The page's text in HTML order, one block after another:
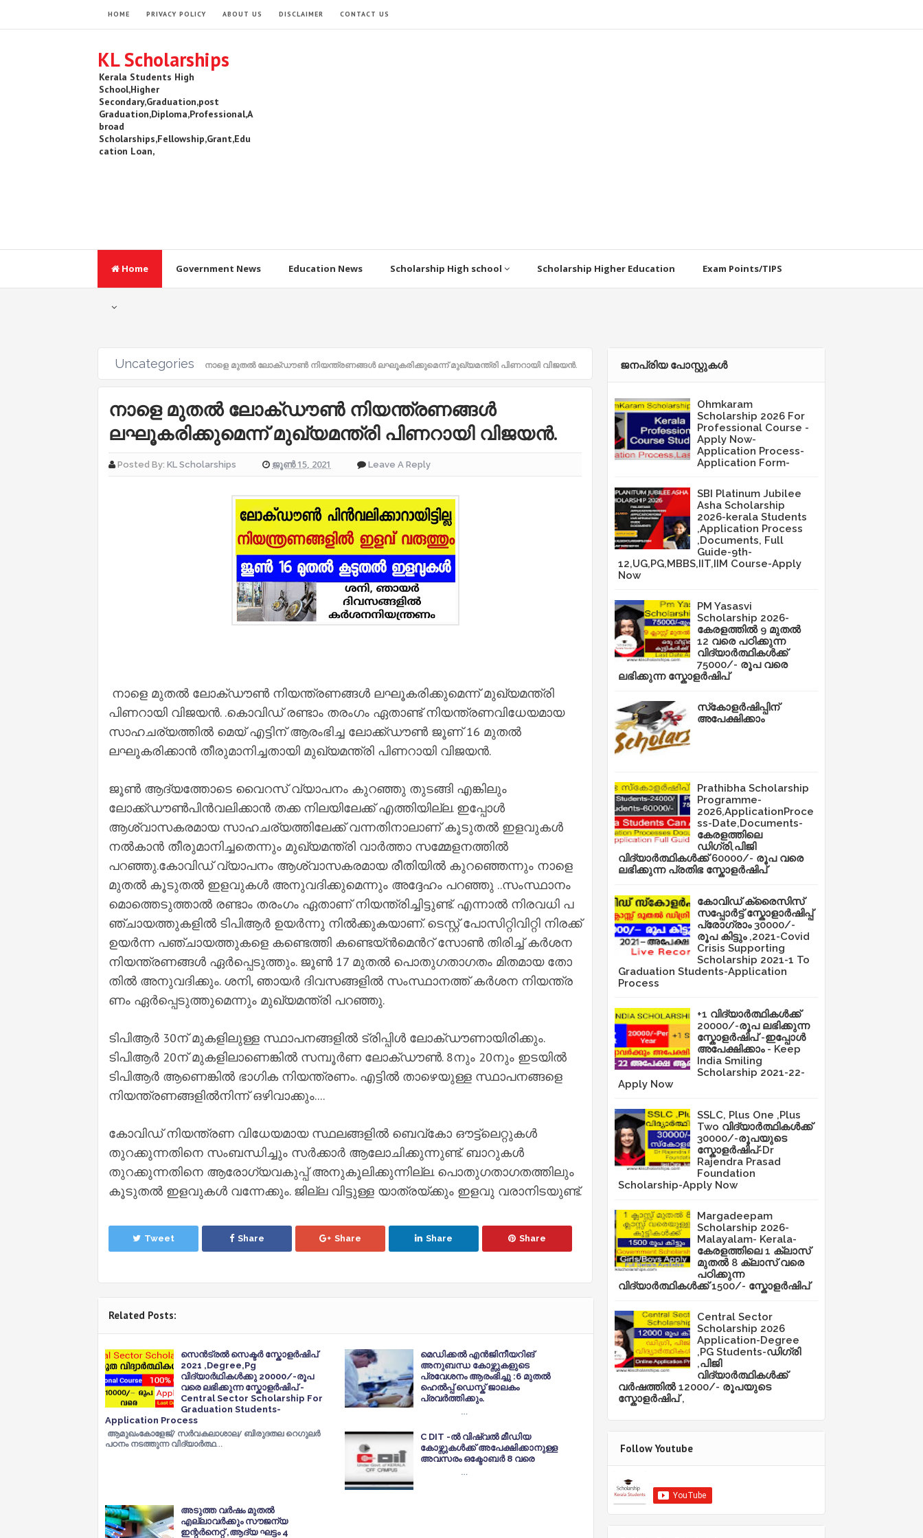
HOME PRIVACY POLICY ABOUT US DISCLAIMER CONTACT US
KL Scholarships
Kerala Students High
School,Higher
Secondary,Graduation,post
Graduation,Diploma,Professional,A
broad
Scholarships,Fellowship,Grant,Edu
cation Loan,
Home Government News Education News Scholarship High school Scholarship Higher Education Exam Points/TIPS
Uncategories നാളെ മുതൽ ലോക്ഡൗൺ നിയന്ത്രണങ്ങൾ ലഘൂകരിക്കുമെന്ന് മുഖ്യമന്ത്രി പിണറായി വിജയൻ.
നാളെ മുതൽ ലോക്ഡൗൺ നിയന്ത്രണങ്ങൾ
ലഘൂകരിക്കുമെന്ന് മുഖ്യമന്ത്രി പിണറായി വിജയൻ.
Posted By: KL Scholarships ജൂൺ 15, 2021 Leave A Reply
നാളെ മുതൽ ലോക്ഡൗൺ നിയന്ത്രണങ്ങൾ ലഘൂകരിക്കുമെന്ന് മുഖ്യമന്ത്രി
പിണറായി വിജയൻ. .കൊവിഡ് രണ്ടാം തരംഗം ഏതാണ്ട് നിയന്ത്രണവിധേയമായ
സാഹചര്യത്തില്‍ മെയ് എട്ടിന് ആരംഭിച്ച ലോക്ക്ഡൗണ്‍ ജൂണ് 16 മുതല്‍
ലഘൂകരിക്കാന്‍ തീരുമാനിച്ചതായി മുഖ്യമന്ത്രി പിണറായി വിജയന്‍.
ജൂണ്‍ ആദ്യത്തോടെ വൈറസ് വ്യാപനം കുറഞ്ഞു തുടങ്ങി എങ്കിലും
ലോക്ക്ഡൗണ്‍പിന്‍വലിക്കാന്‍ തക്ക നിലയിലേക്ക് എത്തിയില്ല. ഇപ്പോള്‍
ആശ്വാസകരമായ സാഹചര്യത്തിലേക്ക് വന്നതിനാലാണ് കൂടുതല്‍ ഇളവുകള്‍
നല്‍കാന്‍ തീരുമാനിച്ചതെന്നും മുഖ്യമന്ത്രി വാര്‍ത്താ സമ്മേളനത്തില്‍
പറഞ്ഞു.കോവിഡ് വ്യാപനം ആശ്വാസകരമായ രീതിയിൽ കുറഞ്ഞെന്നും നാളെ
മുതൽ കൂടുതൽ ഇളവുകൾ അനുവദിക്കുമെന്നും അദ്ദേഹം പറഞ്ഞു ..സം​സ്ഥാ​നം
മൊ​ത്തെ​ടു​ത്താ​ല്‍ ര​ണ്ടാം ത​രം​ഗം ഏ​താ​ണ് നി​യ​ന്ത്രി​ച്ചി​ട്ടു​ണ്ട്. എ​ന്നാ​ല്‍ നി​ര​വ​ധി പ​
ഞ്ചാ​യ​ത്തു​ക​ളി​ല്‍ ടി​പി​ആ​ര്‍ ഉ​യ​ര്‍​ന്നു നി​ല്‍​ക്കു​ക​യാ​ണ്. ടെ​സ്റ്റ് പോ​സി​റ്റി​വി​റ്റി നി​ര​ക്ക്
ഉ​യ​ര്‍​ന്ന പ​ഞ്ചാ​യ​ത്തു​ക​ളെ ക​ണ്ടെ​ത്തി ക​ണ്ടെ​യ്ന്‍​മെ​ന്‍റ് സോ​ണ്‍ തി​രി​ച്ച്‌ ക​ര്‍​ശ​ന
നി​യ​ന്ത്ര​ണ​ങ്ങ​ള്‍ ഏ​ര്‍​പ്പെ​ടു​ത്തും. ജൂ​ണ്‍ 17 മു​ത​ല്‍ പൊ​തു​ഗ​താ​ഗ​തം മി​ത​മാ​യ തോ​
തി​ല്‍ അ​നു​വ​ദി​ക്കും. ശ​നി, ഞാ​യ​ര്‍ ദി​വ​സ​ങ്ങ​ളി​ല്‍ സം​സ്ഥാ​ന​ത്ത് ക​ര്‍​ശ​ന നി​യ​ന്ത്ര​
ണം ഏ​ര്‍​പ്പെ​ടു​ത്തു​മെ​ന്നും മു​ഖ്യ​മ​ന്ത്രി പ​റ​ഞ്ഞു.
ടിപിആർ 30ന് മുകളിലുള്ള സ്ഥാപനങ്ങളിൽ ട്രിപ്പിൾ ലോക്ഡൗണായിരിക്കും.
ടിപിആർ 20ന് മുകളിലാണെങ്കിൽ സമ്പൂർണ ലോക്ഡൗൺ. 8നും 20നും ഇടയിൽ
ടിപിആർ ആണെങ്കിൽ ഭാഗിക നിയന്ത്രണം. എട്ടിൽ താഴെയുള്ള സ്ഥാപനങ്ങളെ
നിയന്ത്രണങ്ങളിൽനിന്ന് ഒഴിവാക്കും....
കോവിഡ് നിയന്ത്രണ വിധേയമായ സ്ഥലങ്ങളിൽ ബെവ്കോ ഔട്ട്‌ലെറ്റുകൾ
തുറക്കുന്നതിനെ സംബന്ധിച്ചും സർക്കാർ ആലോചിക്കുന്നുണ്ട്. ബാറുകൾ
തുറക്കുന്നതിനെ ആരോഗ്യവകുപ്പ് അനുകൂലിക്കുന്നില്ല. പൊതുഗതാഗതത്തിലും
കൂടുതൽ ഇളവുകൾ വന്നേക്കും. ജില്ല വിട്ടുള്ള യാത്രയ്ക്കും ഇളവു വരാനിടയുണ്ട്.
Tweet Share Share Share Share
Related Posts:
സെൻട്രൽ സെക്ടർ സ്കോളർഷിപ്
2021 ,Degree,Pg
വിദ്യാർഥികൾക്കു 20000/-രൂപ
വരെ ലഭിക്കുന്ന സ്കോളർഷിപ് -
Central Sector Scholarship For
Graduation Students-
Application Process
ആമുഖംകോളേജ്/ സർവകലാശാല/ ബിരുദതല റെഗുലർ
പഠനം നടത്തുന്ന വിദ്യാർത്ഥ…
മെഡിക്കൽ എൻജിനീയറിങ്
അനുബന്ധ കോഴ്സുകളുടെ
പ്രവേശനം ആരംഭിച്ചു :6 മുതൽ
ഹെൽപ്പ് ഡെസ്ക് ജാലകം
പ്രവർത്തിക്കും.
…
C DIT -ൽ വിഷ്വൽ മീഡിയ
കോഴ്സുകൾക്ക് അപേക്ഷിക്കാനുള്ള
അവസരം ഒക്ടോബർ 8 വരെ
…
അടുത്ത വർഷം മുതൽ
എല്ലാവർക്കും സൗജന്യ
ഇന്റർനെറ്റ് ,ആദ്യ ഘട്ടം 4
ജനപ്രിയ പോസ്റ്റുകള്‍‌
Ohmkaram
Scholarship 2026 For
Professional Course -
Apply Now-
Application Process-
Application Form-
SBI Platinum Jubilee
Asha Scholarship
2026-kerala Students
,Application Process
,Documents, Full
Guide-9th-
12,UG,PG,MBBS,IIT,IIM Course-Apply
Now
PM Yasasvi
Scholarship 2026-
കേരളത്തിൽ 9 മുതൽ
12 വരെ പഠിക്കുന്ന
വിദ്യാർത്ഥികൾക്ക്
75000/- രൂപ വരെ
ലഭിക്കുന്ന സ്കോളർഷിപ്
സ്‌കോളർഷിപ്പിന്
അപേക്ഷിക്കാം
Prathibha Scholarship
Programme-
2026,ApplicationProce
ss-Date,Documents-
കേരളത്തിലെ
ഡിഗ്രി,പിജി
വിദ്യാർത്ഥികൾക്ക് 60000/- രൂപ വരെ
ലഭിക്കുന്ന പ്രതിഭ സ്കോളർഷിപ്
കോവിഡ് ക്രൈസിസ്
സപ്പോർട്ട് സ്കോളാർഷിപ്പ്
പ്രോഗ്രാം 30000/-
രൂപ കിട്ടും ,2021-Covid
Crisis Supporting
Scholarship 2021-1 To
Graduation Students-Application
Process
+1 വിദ്യാർത്ഥികൾക്ക്
20000/-രൂപ ലഭിക്കുന്ന
സ്കോളർഷിപ് -ഇപ്പോൾ
അപേക്ഷിക്കാം - Keep
India Smiling
Scholarship 2021-22-
Apply Now
SSLC, Plus One ,Plus
Two വിദ്യാർത്ഥികൾക്ക്
30000/-രൂപയുടെ
സ്കോളർഷിപ്-Dr
Rajendra Prasad
Foundation
Scholarship-Apply Now
Margadeepam
Scholarship 2026-
Malayalam- Kerala-
കേരളത്തിലെ 1 ക്ലാസ്
മുതൽ 8 ക്ലാസ് വരെ
പഠിക്കുന്ന
വിദ്യാർത്ഥികൾക്ക് 1500/- സ്കോളർഷിപ്
Central Sector
Scholarship 2026
Application-Degree
,PG Students-ഡിഗ്രി
,പിജി
വിദ്യാർത്ഥികൾക്ക്
വർഷത്തിൽ 12000/- രൂപയുടെ
സ്കോളർഷിപ് ,
Follow Youtube